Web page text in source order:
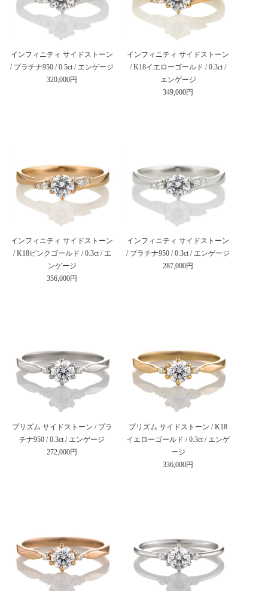
インフィニティ サイドストーン
/ プラチナ950 / 0.5ct / エンゲージ
320,000円
インフィニティ サイドストーン
/ K18イエローゴールド / 0.3ct /
エンゲージ
349,000円
インフィニティ サイドストーン
/ K18ピンクゴールド / 0.3ct / エ
ンゲージ
356,000円
インフィニティ サイドストーン
/ プラチナ950 / 0.3ct / エンゲージ
287,000円
プリズム サイドストーン / プラ
チナ950 / 0.3ct / エンゲージ
272,000円
プリズム サイドストーン / K18
イエローゴールド / 0.3ct / エンゲ
ージ
336,000円